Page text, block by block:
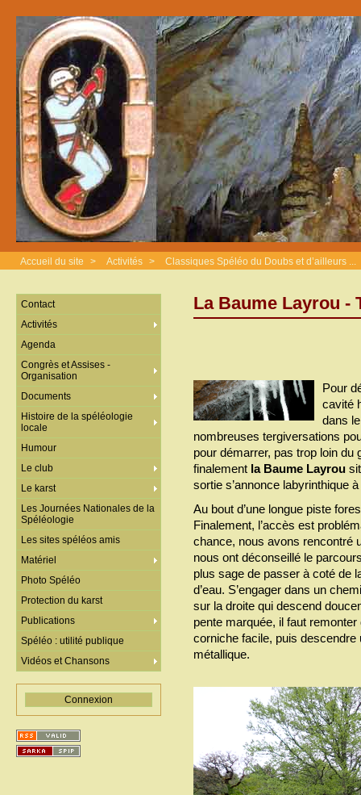
Accueil du site > Activités > Classiques Spéléo du Doubs et d’ailleurs ...
La Baume Layrou -
Pour
cavité
dans
nombreuses tergiversations
pour démarrer, pas trop loin
finalement la Baume Layrou
sortie s’annonce labyrinthique
Au bout d’une longue piste
Finalement, l’accès est
chance, nous avons rencontré
nous ont déconseillé le
plus sage de passer à coté de
d’eau. S’engager dans un
sur la droite qui descend
pente marquée, il faut
corniche facile, puis
métallique.
Contact
Activités
Agenda
Congrès et Assises -
Organisation
Documents
Histoire de la spéléologie
locale
Humour
Le club
Le karst
Les Journées Nationales de la
Spéléologie
Les sites spéléos amis
Matériel
Photo Spéléo
Protection du karst
Publications
Spéléo : utilité publique
Vidéos et Chansons
Connexion